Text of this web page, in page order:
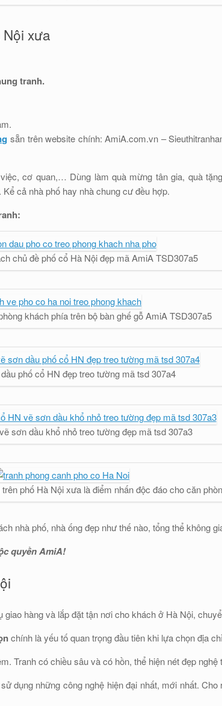
xưa
tranh.
sẵn trên website chính: AmiA.com.vn –
cơ quan,… Dùng làm quà mừng tân gia, quà
cả nhà phố hay nhà chung cư đều hợp.
chủ đề phố cổ Hà Nội đẹp mã AmiA TSD307a5
khách phía trên bộ bàn ghế gỗ AmiA TSD307a5
phố cổ HN đẹp treo tường mã tsd 307a4
sơn dầu khổ nhỏ treo tường đẹp mã tsd 307a3
phố Hà Nội xưa là điểm nhấn độc đáo cho căn
nhà phố, nhà ống đẹp như thế nào, tổng thể không
quyền AmiA!
hàng và lắp đặt tận nơi cho khách ở Hà Nội,
chính là yếu tố quan trọng đầu tiên khi lựa chọn địa
Tranh có chiều sâu và có hồn, thể hiện nét đẹp nghệ
dụng những công nghệ hiện đại nhất, mới nhất.